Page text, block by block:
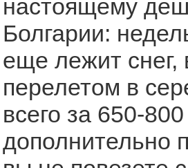
настоящему
Болгарии:
еще лежит снег,
перелетом в
всего за 650-
дополнительно